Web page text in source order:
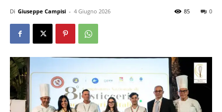
Di Giuseppe Campisi - 4 Giugno 2026 0
85